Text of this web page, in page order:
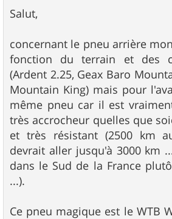
s
s
g
e
Salut,
concernant le pneu arrière
fonction du terrain et des
(Ardent 2.25, Geax Baro
Mountain King) mais pour
même pneu car il est
très accrocheur quelles que
et très résistant (2500 km
devrait aller jusqu'à 3000 km
dans le Sud de la France
...).
Ce pneu magique est le WTB